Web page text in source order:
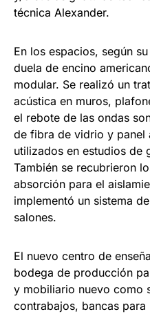
técnica Alexander.
En los espacios, según
duela de encino
modular. Se realizó un
acústica en muros,
el rebote de las ondas
de fibra de vidrio y panel
utilizados en estudios de
También se recubrieron
absorción para el
implementó un sistema
salones.
El nuevo centro de
bodega de producción
y mobiliario nuevo como
contrabajos, bancas para